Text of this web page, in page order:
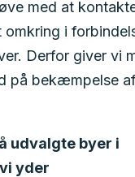
med at
omkring i
Derfor giver vi
på bekæmpelse
udvalgte byer i
yder